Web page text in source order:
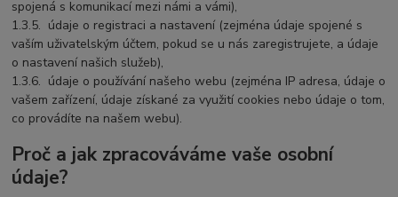
spojená s komunikací mezi námi a vámi),
1.3.5. údaje o registraci a nastavení (zejména údaje spojené s
vaším uživatelským účtem, pokud se u nás zaregistrujete, a údaje
o nastavení našich služeb),
1.3.6. údaje o používání našeho webu (zejména IP adresa, údaje o
vašem zařízení, údaje získané za využití cookies nebo údaje o tom,
co provádíte na našem webu).
Proč a jak zpracováváme vaše osobní
údaje?